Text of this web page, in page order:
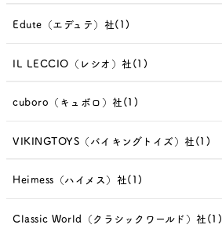
Edute（エデュテ）社(1)
IL LECCIO（レシオ）社(1)
cuboro（キュボロ）社(1)
VIKINGTOYS（バイキングトイズ）社(1)
Heimess（ハイメス）社(1)
Classic World（クラシックワールド）社(1)